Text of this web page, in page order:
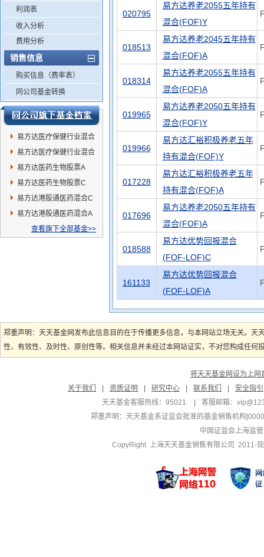
利润表
收入分析
费用分析
销售信息
购买信息（费率表）
同公司基金转换
易方达医疗保健行业混合
C
易方达医疗保健行业混合
A
易方达医药生物股票A
易方达医药生物股票C
易方达港股通医药混合C
易方达港股通医药混合A
查看旗下全部基金>>
020795
易方达养老2055五年持有
混合(FOF)Y
018513
易方达养老2045五年持有
混合(FOF)A
018314
易方达养老2055五年持有
混合(FOF)A
019965
易方达养老2050五年持有
混合(FOF)Y
019966
易方达汇裕积极养老五年
持有混合(FOF)Y
017228
易方达汇裕积极养老五年
持有混合(FOF)A
017696
易方达养老2050五年持有
混合(FOF)A
018588
易方达优势回报混合
(FOF-LOF)C
161133
易方达优势回报混合
(FOF-LOF)A
郑重声明：天天基金网发布此信息目的在于传播更多信息，与本网站立场无关。
性、有效性、及时性、原创性等。相关信息并未经过本网站证实，不对您构成任
将天天基金网设为上网
关于我们
资质证明 研究中心 联系我们
安全指引
天天基金客服热线：95021
客服邮箱：
郑重声明： 天天基金系证监会批准的基金销售机构
中国证监会上海监
CopyRight 上海天天基金销售有限公司 2011-